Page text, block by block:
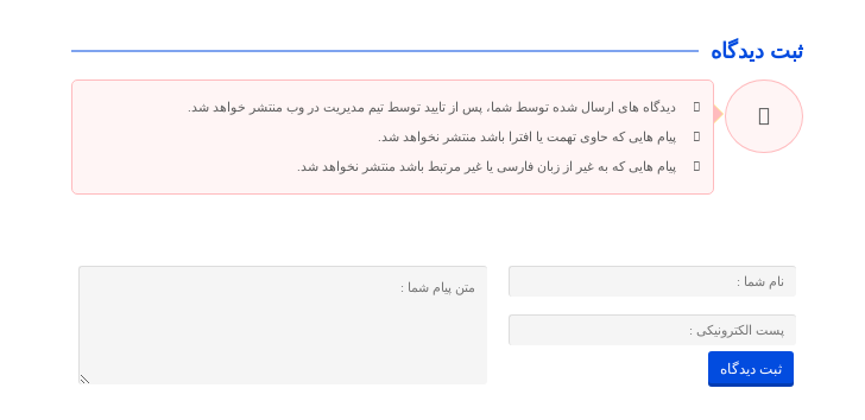
ثبت دیدگاه
دیدگاه های ارسال شده توسط شما، پس از تایید توسط تیم مدیریت در وب منتشر خواهد شد.
پیام هایی که حاوی تهمت یا افترا باشد منتشر نخواهد شد.
پیام هایی که به غیر از زبان فارسی یا غیر مرتبط باشد منتشر نخواهد شد.